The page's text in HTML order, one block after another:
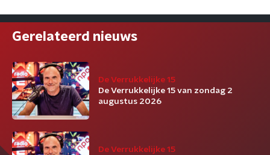
Gerelateerd nieuws
De Verrukkelijke 15
De Verrukkelijke 15 van zondag 2
augustus 2026
De Verrukkelijke 15